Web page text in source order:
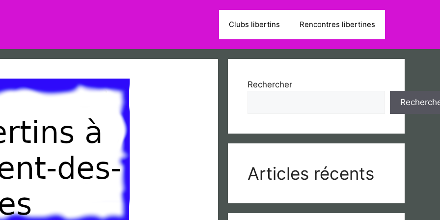
Clubs libertins Rencontres libertines
Rechercher
Articles récents